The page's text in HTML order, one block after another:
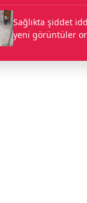
Sağlıkta şiddet
yeni görüntüler